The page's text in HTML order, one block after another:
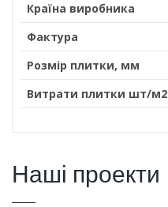
Країна виробника
Фактура
Розмір плитки, мм
Витрати плитки шт/м2
Наші проекти